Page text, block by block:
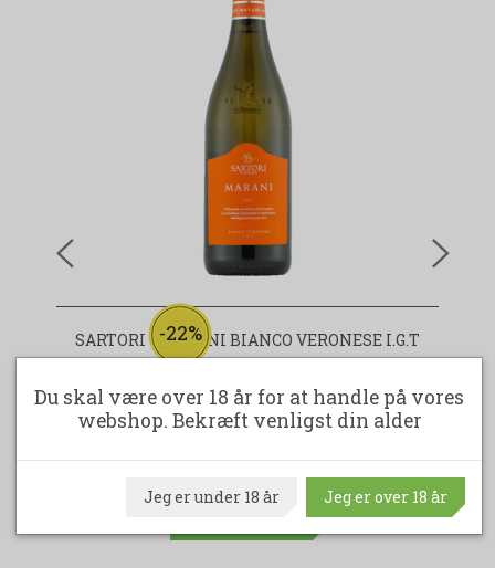
-22%
SARTORI - MARANI BIANCO VERONESE I.G.T
99,95DKK
(spar 29,05DKK)
Du skal være over 18 år for at handle på vores
webshop. Bekræft venligst din alder
Jeg er under 18 år Jeg er over 18 år